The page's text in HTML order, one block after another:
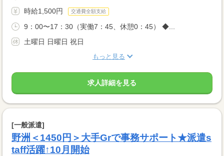
時給1,500円 交通費全額支給
9：00〜17：30（実働7：45、休憩0：45） ◆...
土曜日 日曜日 祝日
もっと見る
求人詳細を見る
[一般派遣]
野洲＜1450円＞大手Grで事務サポート★派遣s
taff活躍↑10月開始